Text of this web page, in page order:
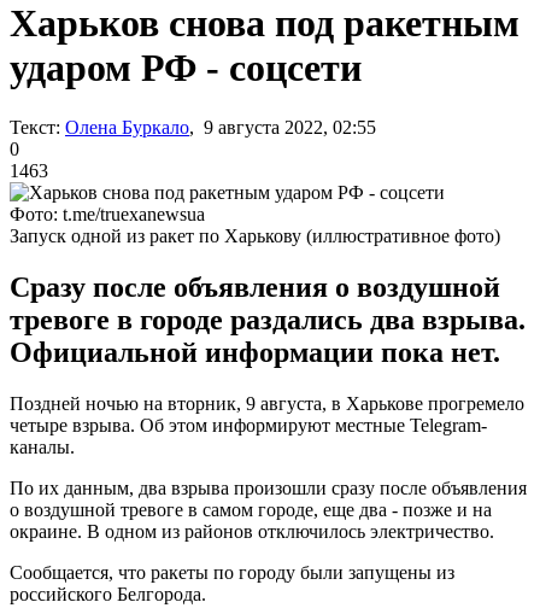
Харьков снова под ракетным
ударом РФ - соцсети
Текст: Олена Буркало, 9 августа 2022, 02:55
0
1463
Фото: t.me/truexanewsua
Запуск одной из ракет по Харькову (иллюстративное фото)
Сразу после объявления о воздушной
тревоге в городе раздались два взрыва.
Официальной информации пока нет.
Поздней ночью на вторник, 9 августа, в Харькове прогремело
четыре взрыва. Об этом информируют местные Telegram-
каналы.
По их данным, два взрыва произошли сразу после объявления
о воздушной тревоге в самом городе, еще два - позже и на
окраине. В одном из районов отключилось электричество.
Сообщается, что ракеты по городу были запущены из
российского Белгорода.